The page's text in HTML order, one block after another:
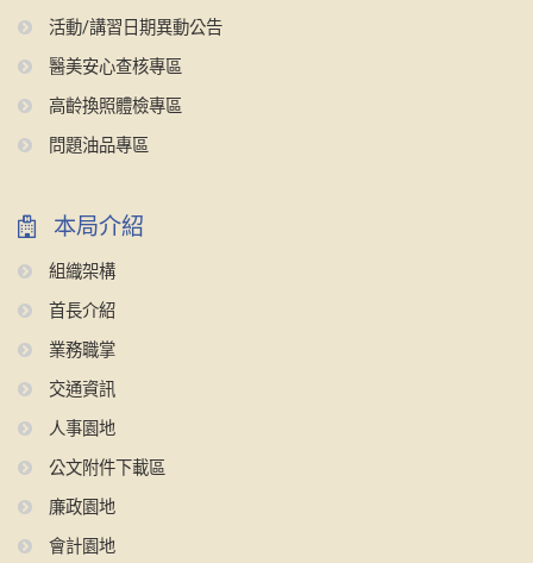
活動/講習日期異動公告
醫美安心查核專區
高齡換照體檢專區
問題油品專區
本局介紹
組織架構
首長介紹
業務職掌
交通資訊
人事園地
公文附件下載區
廉政園地
會計園地